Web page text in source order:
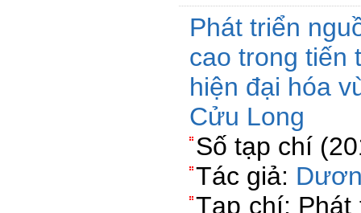
Phát triển
cao trong tiến
hiện đại hóa
Cửu Long
Số tạp chí
Tác giả:
Tạp chí: